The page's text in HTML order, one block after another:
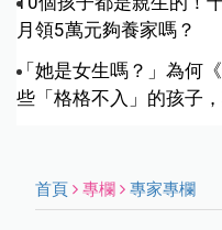
月領5萬元夠養家嗎？
「她是女生嗎？」為何
些「格格不入」的孩子
首頁 專欄 專家專欄